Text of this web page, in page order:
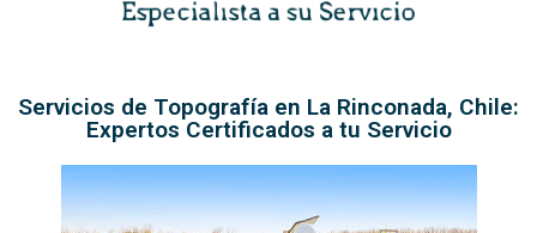
Servicios de Topografía en La Rinconada, Chile:
Expertos Certificados a tu Servicio